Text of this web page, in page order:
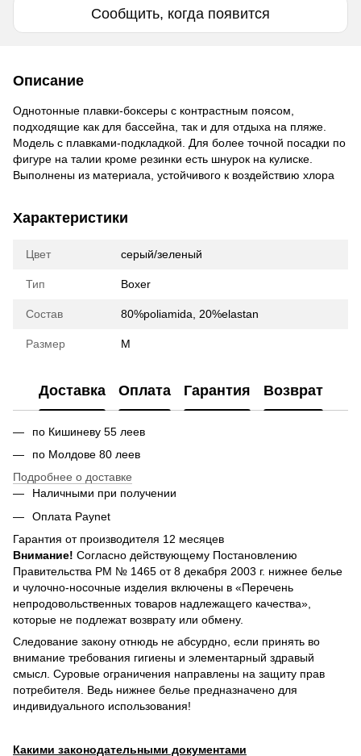
Сообщить, когда появится
Описание
Однотонные плавки-боксеры с контрастным поясом,
подходящие как для бассейна, так и для отдыха на пляже.
Модель с плавками-подкладкой. Для более точной посадки по
фигуре на талии кроме резинки есть шнурок на кулиске.
Выполнены из материала, устойчивого к воздействию хлора
Характеристики
Цвет серый/зеленый
Тип Boxer
Состав 80%poliamida, 20%elastan
Размер M
Доставка Оплата Гарантия Возврат
по Кишиневу 55 леев
по Молдове 80 леев
Подробнее о доставке
Наличными при получении
Оплата Paynet
Гарантия от производителя 12 месяцев
Внимание! Согласно действующему Постановлению
Правительства РМ № 1465 от 8 декабря 2003 г. нижнее белье
и чулочно-носочные изделия включены в «Перечень
непродовольственных товаров надлежащего качества»,
которые не подлежат возврату или обмену.
Следование закону отнюдь не абсурдно, если принять во
внимание требования гигиены и элементарный здравый
смысл. Суровые ограничения направлены на защиту прав
потребителя. Ведь нижнее белье предназначено для
индивидуального использования!
Какими законодательными документами